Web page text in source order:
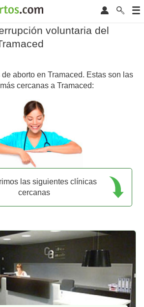
voluntaria del
aborto en Tramaced. Estas son las
más cercanas a Tramaced:
las siguientes clínicas
cercanas